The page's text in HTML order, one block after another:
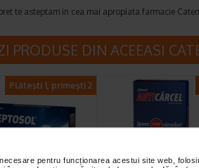
pentru funcționarea acestui site web,
te asteptam in cea mai apropiata farmacie
PRODUSE DIN ACEEASI
Plătești 1, primești 2